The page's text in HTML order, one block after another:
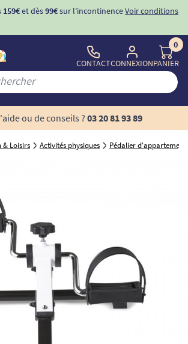
159€et dès99€sur l'incontinenceVoir conditions
CONTACTCONNEXION
0
PANIER
ou de conseils ? 03 20 81 93 89
& Loisirs Activités physiques Pédalier d'appartement